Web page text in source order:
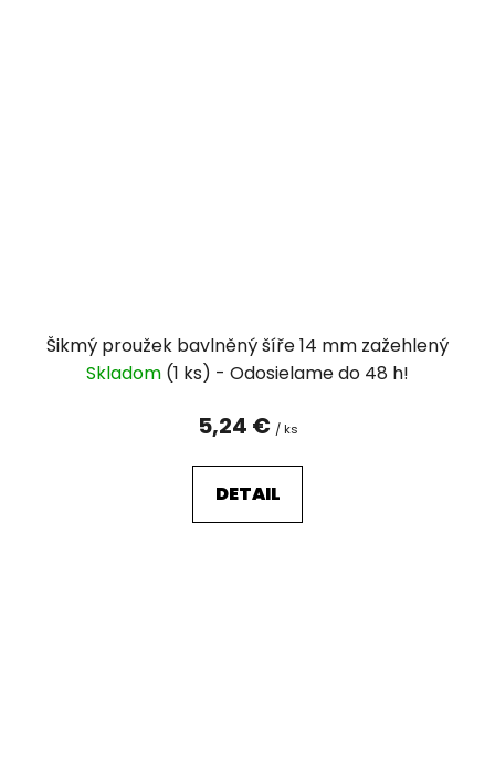
Šikmý proužek bavlněný šíře 14 mm zažehlený
Skladom (1 ks)
5,24 € / ks
DETAIL